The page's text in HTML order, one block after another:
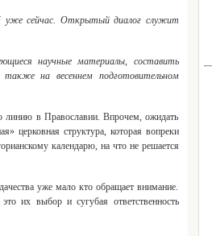
уже сейчас. Открытый диалог служит
научные материалы, составить
на весеннем подготовительном
линию в Православии. Впрочем, ожидать
церковная структура, которая вопреки
календарю, на что не решается
уже мало кто обращает внимание.
их выбор и сугубая ответственность